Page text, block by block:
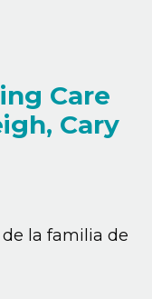
Care
Cary
la familia de